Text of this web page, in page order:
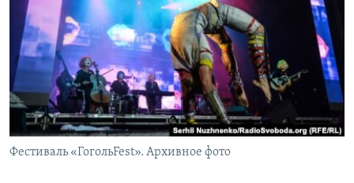
ПОБЕДИТЕЛЕЙ НЕ СУДЯТ?
КРЫМ.НЕПОКОРЕННЫЙ
ELIFBE
УКРАИНСКАЯ ПРОБЛЕМА КРЫМА
ПРИСОЕДИНЯЙТЕСЬ!
Все сайты RFE/RL
Фестиваль «ГогольFest». Архивное фото